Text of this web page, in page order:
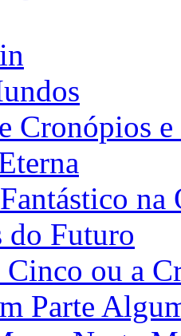
Cronópios e
na
do Futuro
ou a
Parte